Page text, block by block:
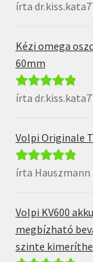
Értékelés:5 /
írta
Kézi omega
60mm
Értékelés:5 /
írta
Volpi Originale
Értékelés:5/
írta Hauszmann
Volpi KV600
megbízható
szinte